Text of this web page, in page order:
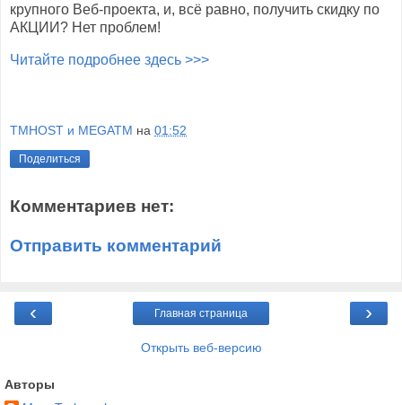
крупного Веб-проекта, и, всё равно, получить скидку по
АКЦИИ? Нет проблем!
Читайте подробнее здесь >>>
TMHOST и MEGATM на 01:52
Поделиться
Комментариев нет:
Отправить комментарий
‹ ›
Главная страница
Открыть веб-версию
Авторы